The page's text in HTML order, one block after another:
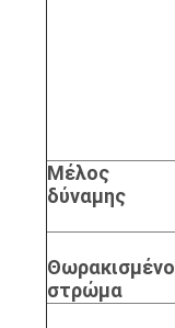
Μέλος
δύναμης
Θωρακισμένο
στρώμα